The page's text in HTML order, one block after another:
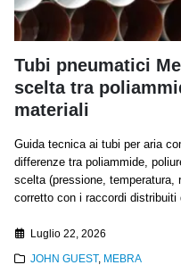
Tubi pneumatici
scelta tra
materiali
Guida tecnica ai tubi per aria
differenze tra poliammide,
scelta (pressione, temperatura,
corretto con i raccordi distribuiti
Luglio 22, 2026
JOHN GUEST, MEBRA